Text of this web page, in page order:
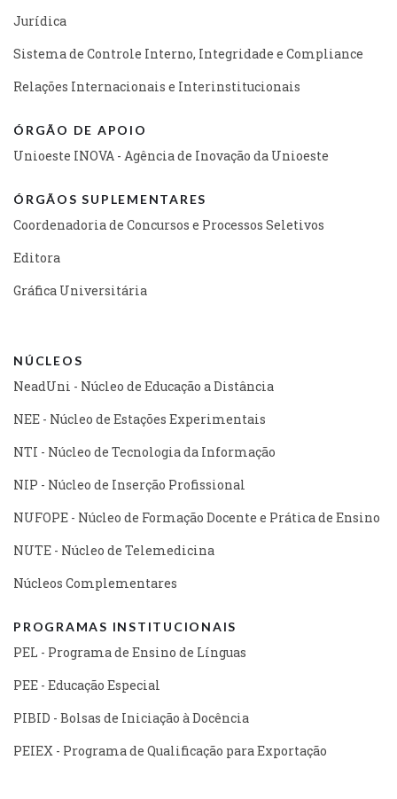
Jurídica
Sistema de Controle Interno, Integridade e Compliance
Relações Internacionais e Interinstitucionais
ÓRGÃO DE APOIO
Unioeste INOVA - Agência de Inovação da Unioeste
ÓRGÃOS SUPLEMENTARES
Coordenadoria de Concursos e Processos Seletivos
Editora
Gráfica Universitária
NÚCLEOS
NeadUni - Núcleo de Educação a Distância
NEE - Núcleo de Estações Experimentais
NTI - Núcleo de Tecnologia da Informação
NIP - Núcleo de Inserção Profissional
NUFOPE - Núcleo de Formação Docente e Prática de Ensino
NUTE - Núcleo de Telemedicina
Núcleos Complementares
PROGRAMAS INSTITUCIONAIS
PEL - Programa de Ensino de Línguas
PEE - Educação Especial
PIBID - Bolsas de Iniciação à Docência
PEIEX - Programa de Qualificação para Exportação